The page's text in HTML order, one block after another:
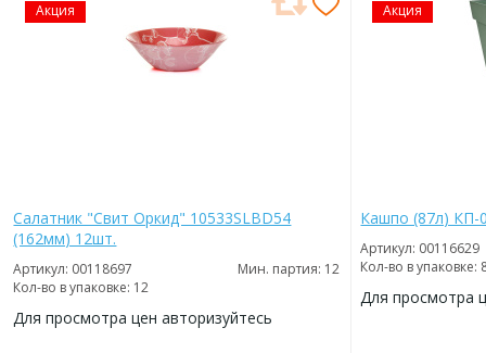
Акция
Салатник "Свит Оркид" 10533SLBD54
(162мм) 12шт.
Артикул: 00118697
Мин. партия: 12
Кол-во в упаковке: 12
Для просмотра цен авторизуйтесь
Акция
Кашпо (87л) КП-
Артикул: 00116629
Кол-во в упаковке:
Для просмотра